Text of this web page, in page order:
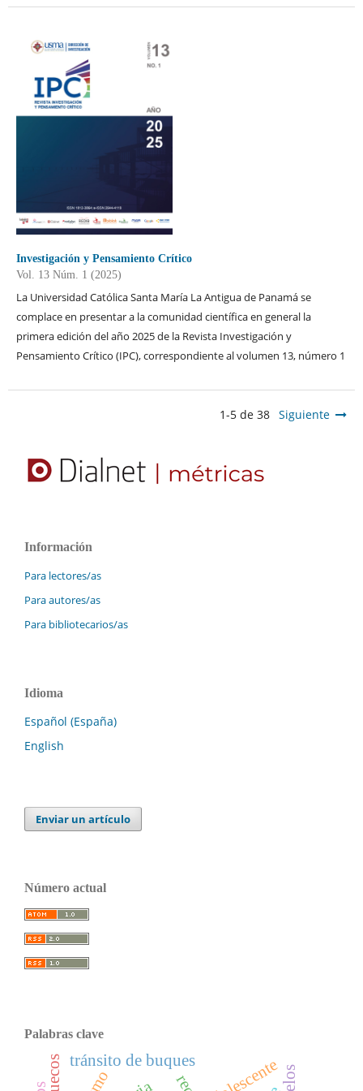
Investigación y Pensamiento Crítico
Vol. 13 Núm. 1 (2025)
La Universidad Católica Santa María La Antigua de Panamá se
complace en presentar a la comunidad científica en general la
primera edición del año 2025 de la Revista Investigación y
Pensamiento Crítico (IPC), correspondiente al volumen 13, número 1
1-5 de 38 Siguiente
Información
Para lectores/as
Para autores/as
Para bibliotecarios/as
Idioma
Español (España)
English
Enviar un artículo
Número actual
Palabras clave
tránsito de buques